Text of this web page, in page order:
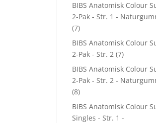
BIBS Anatomisk Colour
2-Pak - Str. 1 -
(7)
BIBS Anatomisk Colour
2-Pak - Str. 2 (7)
BIBS Anatomisk Colour
2-Pak - Str. 2 -
(8)
BIBS Anatomisk Colour
Singles - Str. 1 -